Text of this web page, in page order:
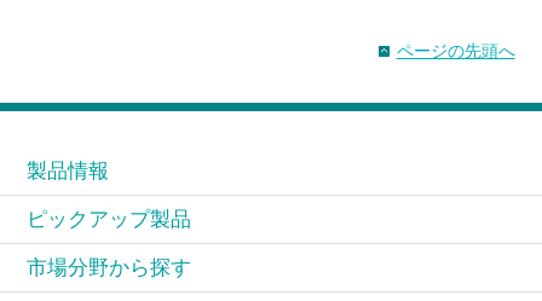
ページの先頭へ
製品情報
ピックアップ製品
市場分野から探す